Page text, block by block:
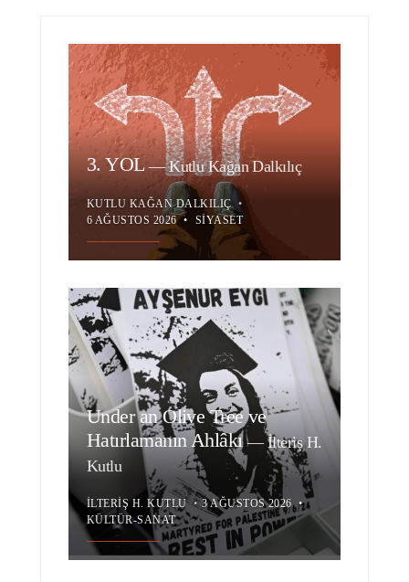
3. YOL—Kutlu Kağan Dalkılıç
KUTLU KAĞAN DALKILIÇ •
6 AĞUSTOS 2026 • SIYASET
Under an Olive Tree ve
Hatırlamanın Ahlâkı—İlteriş H.
Kutlu
İLTERIŞ H. KUTLU • 3 AĞUSTOS 2026 •
KÜLTÜR-SANAT